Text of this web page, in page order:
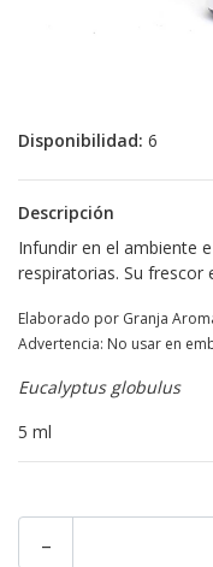
Disponibilidad: 6
Descripción
Infundir en el ambiente
respiratorias. Su frescor
Elaborado por Granja
Advertencia: No usar en
Eucalyptus globulus
5 ml
-